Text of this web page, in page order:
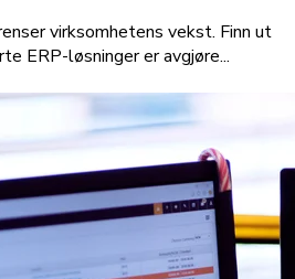
virksomhetens vekst. Finn ut
ERP-løsninger er avgjøre...